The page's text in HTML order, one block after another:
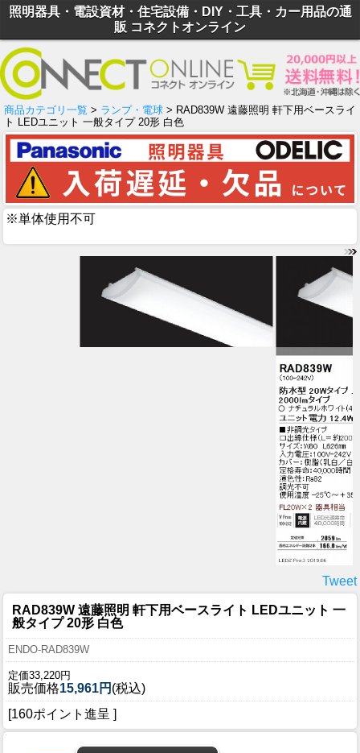
照明器具・電設資材・住宅設備・DIY・工具・カー用品の通
販 コネクトオンライン
商品カテゴリ一覧 > ランプ・電球 > RAD839W 遠藤照明 軒下用ベースライ
ト LEDユニット 一般タイプ 20形 白色
※単体使用不可
Tweet
RAD839W 遠藤照明 軒下用ベースライト LEDユニット 一
般タイプ 20形 白色
ENDO-RAD839W
定価33,220円
販売価格15,961円 (税込)
[160ポイント進呈 ]